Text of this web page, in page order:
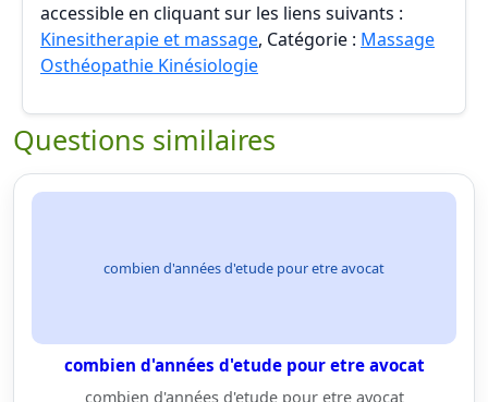
accessible en cliquant sur les liens suivants :
Kinesitherapie et massage, Catégorie : Massage
Osthéopathie Kinésiologie
Questions similaires
combien d'années d'etude pour etre avocat
combien d'années d'etude pour etre avocat
combien d'années d'etude pour etre avocat